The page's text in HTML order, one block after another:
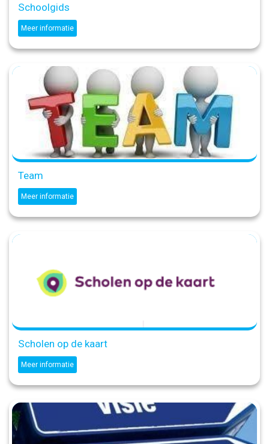
Schoolgids
Meer informatie
Team
Meer informatie
Scholen op de kaart
Meer informatie